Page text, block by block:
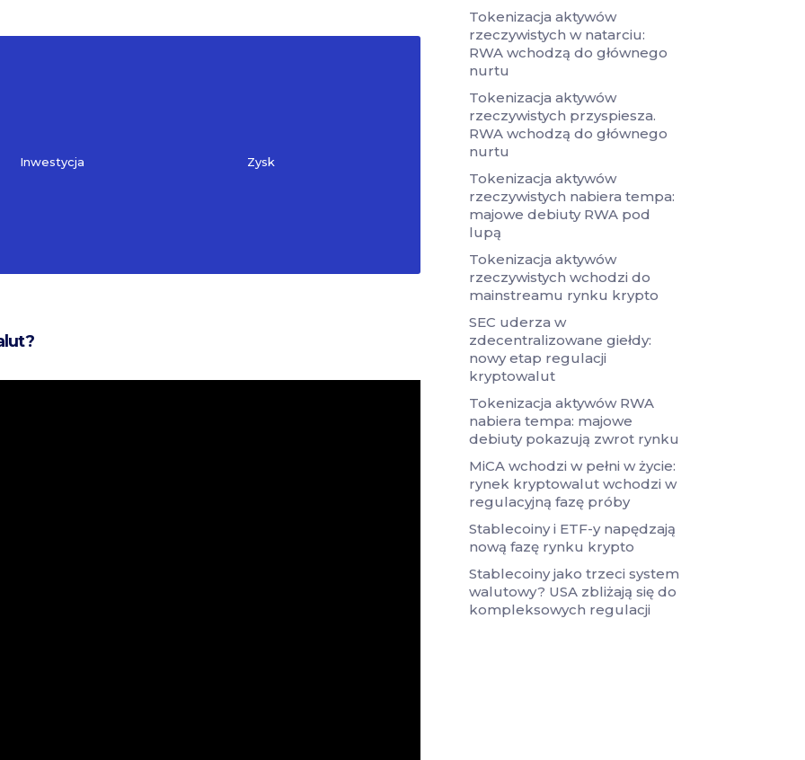
Inwestycja Zysk
Tokenizacja aktywów
rzeczywistych w natarciu:
RWA wchodzą do głównego
nurtu
Tokenizacja aktywów
rzeczywistych przyspiesza.
RWA wchodzą do głównego
nurtu
Tokenizacja aktywów
rzeczywistych nabiera tempa:
majowe debiuty RWA pod
lupą
Tokenizacja aktywów
rzeczywistych wchodzi do
mainstreamu rynku krypto
SEC uderza w
zdecentralizowane giełdy:
nowy etap regulacji
kryptowalut
Tokenizacja aktywów RWA
nabiera tempa: majowe
debiuty pokazują zwrot rynku
MiCA wchodzi w pełni w życie:
rynek kryptowalut wchodzi w
regulacyjną fazę próby
Stablecoiny i ETF-y napędzają
nową fazę rynku krypto
Stablecoiny jako trzeci system
walutowy? USA zbliżają się do
kompleksowych regulacji